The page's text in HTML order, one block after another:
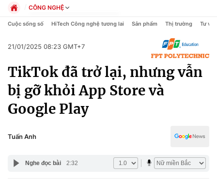
Chính trị
Xã hội
Pháp luật
Y tế
CÔNG NGHỆ
Chính trị
Pháp luật
Thể thao
Truyền hình
Văn hóa - Giải trí
Y tế
Công nghệ
Cuộc sống số HiTech Công nghệ tương lai Sản phẩm Thị trường Tư vấn
21/01/2025 08:23 GMT+7
TikTok đã trở lại, nhưng vẫn
bị gỡ khỏi App Store và
Google Play
Tuấn Anh
Nghe đọc bài 2:32